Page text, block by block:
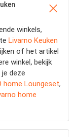
winkels,
Livarno Keuken
of het artikel
winkel, bekijk
deze
home Loungeset,
home